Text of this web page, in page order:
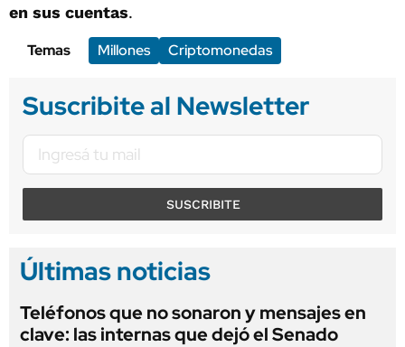
en sus cuentas.
Temas
Millones Criptomonedas
Suscribite al Newsletter
SUSCRIBITE
Últimas noticias
Teléfonos que no sonaron y mensajes en
clave: las internas que dejó el Senado